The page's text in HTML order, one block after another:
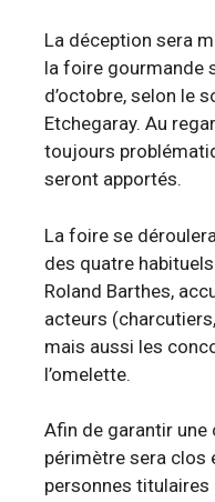
La déception sera
la foire gourmande
d’octobre, selon le
Etchegaray. Au
toujours
seront apportés.
La foire se
des quatre
Roland Barthes,
acteurs
mais aussi les
l’omelette.
Afin de garantir une
périmètre sera clos
personnes titulaires